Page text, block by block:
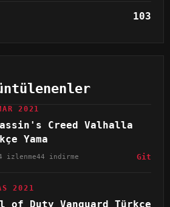
103
2021
Creed Valhalla
Yama
izlenme44 indirme Git
2021
of Duty Vanguard Türkçe